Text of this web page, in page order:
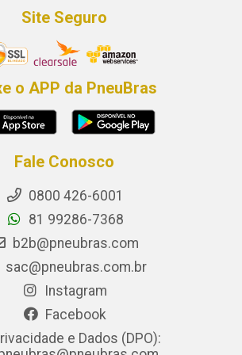
Site Seguro
o APP da PneuBras
Fale Conosco
0800 426-6001
81 99286-7368
b2b@pneubras.com
sac@pneubras.com.br
Instagram
Facebook
e Dados (DPO):